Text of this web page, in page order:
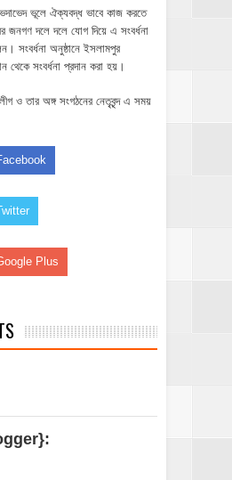
ভূলে ঐক্যবদ্ধ ভাবে কাজ করতে
জনগণ দলে দলে যোগ দিয়ে এ সংবর্ধনা
সংবর্ধনা অনুষ্ঠানে ইসলামপুর
থেকে সংবর্ধনা প্রদান করা হয়।
ও তার অঙ্গ সংগঠনের নেতৃবৃন্দ এ সময়
Plus